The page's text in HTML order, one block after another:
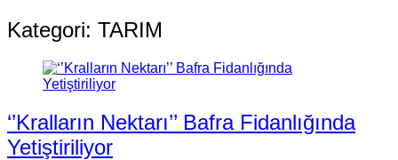
Kategori: TARIM
‘’Kralların Nektarı’’ Bafra Fidanlığında
Yetiştiriliyor